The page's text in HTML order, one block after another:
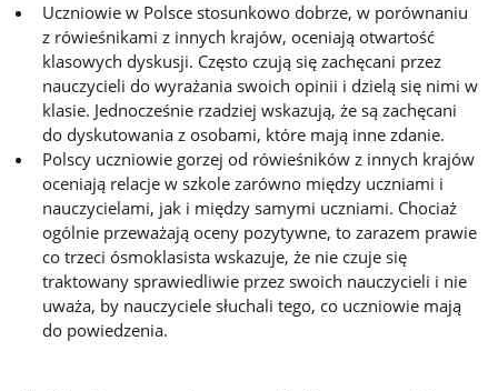
Uczniowie w Polsce stosunkowo dobrze, w porównaniu
z rówieśnikami z innych krajów, oceniają otwartość
klasowych dyskusji. Często czują się zachęcani przez
nauczycieli do wyrażania swoich opinii i dzielą się nimi w
klasie. Jednocześnie rzadziej wskazują, że są zachęcani
do dyskutowania z osobami, które mają inne zdanie.
Polscy uczniowie gorzej od rówieśników z innych krajów
oceniają relacje w szkole zarówno między uczniami i
nauczycielami, jak i między samymi uczniami. Chociaż
ogólnie przeważają oceny pozytywne, to zarazem prawie
co trzeci ósmoklasista wskazuje, że nie czuje się
traktowany sprawiedliwie przez swoich nauczycieli i nie
uważa, by nauczyciele słuchali tego, co uczniowie mają
do powiedzenia.